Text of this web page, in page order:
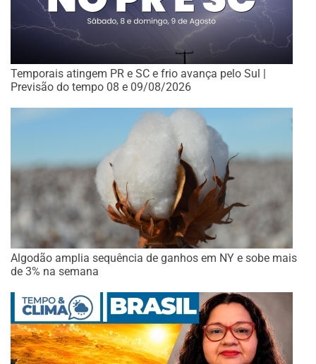
Temporais atingem PR e SC e frio avança pelo Sul |
Previsão do tempo 08 e 09/08/2026
Algodão amplia sequência de ganhos em NY e sobe mais
de 3% na semana